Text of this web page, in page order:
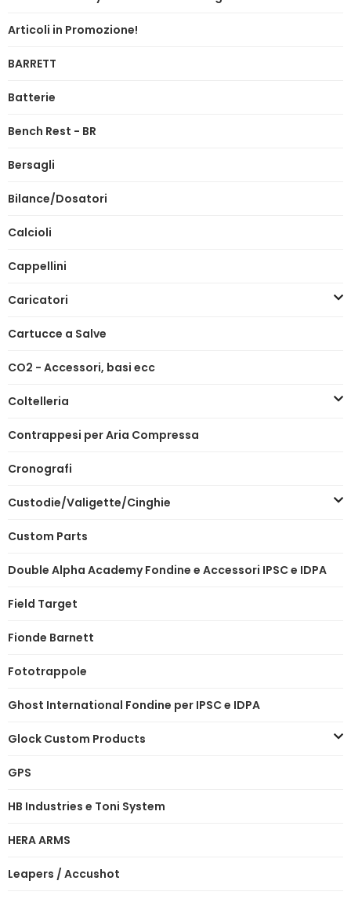
Articoli in Promozione!
BARRETT
Batterie
Bench Rest - BR
Bersagli
Bilance/Dosatori
Calcioli
Cappellini
Caricatori
Cartucce a Salve
CO2 - Accessori, basi ecc
Coltelleria
Contrappesi per Aria Compressa
Cronografi
Custodie/Valigette/Cinghie
Custom Parts
Double Alpha Academy Fondine e Accessori IPSC e IDPA
Field Target
Fionde Barnett
Fototrappole
Ghost International Fondine per IPSC e IDPA
Glock Custom Products
GPS
HB Industries e Toni System
HERA ARMS
Leapers / Accushot